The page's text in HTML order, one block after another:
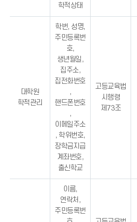
학적상태
대학원
학적관리
학번, 성명,
주민등록번
호,
생년월일,
집주소,
집전화번호
,
핸드폰번호
,
이메일주소
, 학위번호,
장학금지급
계좌번호,
출신학교
고등교육법
시행령
제73조
이름,
연락처,
주민등록번